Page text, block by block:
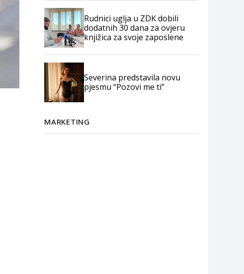
Rudnici uglja u ZDK dobili
dodatnih 30 dana za ovjeru
knjižica za svoje zaposlene
Severina predstavila novu
pjesmu “Pozovi me ti”
MARKETING